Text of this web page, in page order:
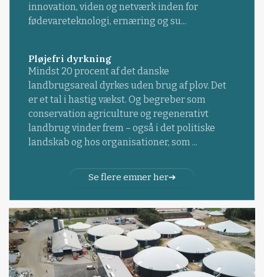
innovation, viden og netværk inden for
fødevareteknologi, ernæring og su...
Pløjefri dyrkning
Mindst 20 procent af det danske
landbrugsareal dyrkes uden brug af plov. Det
er et tal i hastig vækst. Og begreber som
conservation agriculture og regenerativt
landbrug vinder frem – også i det politiske
landskab og hos organisationer, som ...
Se flere emner her